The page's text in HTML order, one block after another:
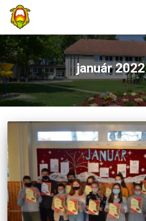
január 2022